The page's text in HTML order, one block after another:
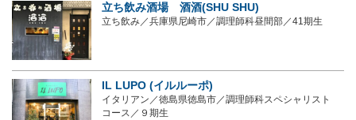
立ち飲み酒場 酒酒(SHU SHU)
立ち飲み／兵庫県尼崎市／調理師科昼間部／41期生
IL LUPO (イルルーポ)
イタリアン／徳島県徳島市／調理師科スペシャリスト
コース／９期生